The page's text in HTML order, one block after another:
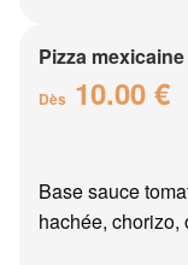
Pizza
Dès 10.00 €
Base sauce
hachée, chorizo,